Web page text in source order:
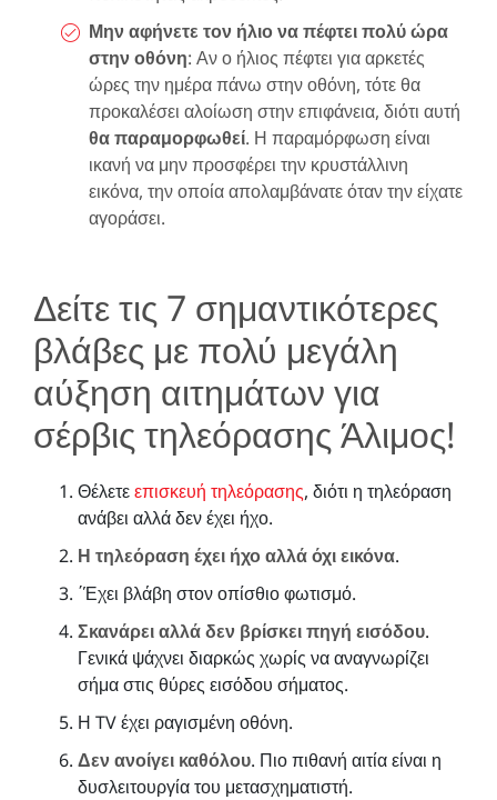
Μην αφήνετε τον ήλιο να πέφτει πολύ ώρα
στην οθόνη: Αν ο ήλιος πέφτει για αρκετές
ώρες την ημέρα πάνω στην οθόνη, τότε θα
προκαλέσει αλοίωση στην επιφάνεια, διότι αυτή
θα παραμορφωθεί. Η παραμόρφωση είναι
ικανή να μην προσφέρει την κρυστάλλινη
εικόνα, την οποία απολαμβάνατε όταν την είχατε
αγοράσει.
Δείτε τις 7 σημαντικότερες
βλάβες με πολύ μεγάλη
αύξηση αιτημάτων για
σέρβις τηλεόρασης Άλιμος!
Θέλετεεπισκευή τηλεόρασης, διότι η τηλεόραση
ανάβει αλλά δεν έχει ήχο.
Η τηλεόραση έχει ήχο αλλά όχι εικόνα.
΄Έχει βλάβη στον οπίσθιο φωτισμό.
Σκανάρει αλλά δεν βρίσκει πηγή εισόδου.
Γενικά ψάχνει διαρκώς χωρίς να αναγνωρίζει
σήμα στις θύρες εισόδου σήματος.
Η TV έχει ραγισμένη οθόνη.
Δεν ανοίγει καθόλου. Πιο πιθανή αιτία είναι η
δυσλειτουργία του μετασχηματιστή.